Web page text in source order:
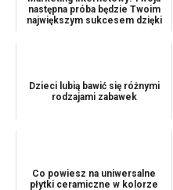
następna próba będzie Twoim
największym sukcesem dzięki
Dzieci lubią bawić się różnymi
rodzajami zabawek
Co powiesz na uniwersalne
płytki ceramiczne w kolorze